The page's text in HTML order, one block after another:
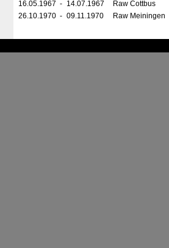
16.05.1967 - 14.07.1967
Raw Cottbus
26.10.1970 - 09.11.1970 Raw Meiningen